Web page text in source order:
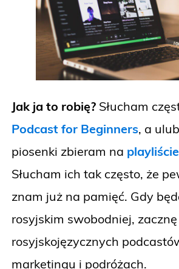
Jak ja to robię? Słucham
Podcast for Beginners, a
piosenki zbieram na
Słucham ich tak często, że
znam już na pamięć. Gdy
rosyjskim swobodniej,
rosyjskojęzycznych
marketingu i podróżach.